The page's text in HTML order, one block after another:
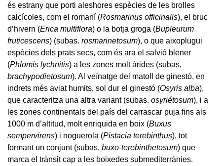
és estrany que porti aleshores espècies de les brolles
calcícoles, com el romaní (Rosmarinus officinalis), el bruc
d’hivern (Erica multiflora) o la botja groga (Bupleurum
fruticescens) (subas. rosmarinetosum), o que aixoplugui
espècies dels prats secs, com és ara el salvió blener
(Phlomis lychnitis) a les zones molt àrides (subas,
brachypodietosum). Al veïnatge del matoll de ginestó, en
indrets més aviat humits, sol dur el ginestó (Osyris alba),
que caracteritza una altra variant (subas. osyriétosum), i a
les zones continentals del país del carrascar puja fins als
1000 m d’altitud, molt enriquida en boix (Buxus
sempervirens) i noguerola (Pistacia terebinthus), tot
formant un conjunt (subas. buxo-terebinthetosum) que
marca el trànsit cap a les boixedes submediterrànies.